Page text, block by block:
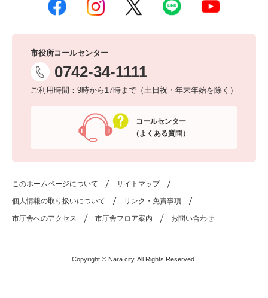
市役所コールセンター
0742-34-1111
ご利用時間：9時から17時まで（土日祝・年末年始を除く）
コールセンター
（よくある質問）
このホームページについて サイトマップ
個人情報の取り扱いについて リンク・免責事項
市庁舎へのアクセス 市庁舎フロア案内 お問い合わせ
Copyright © Nara city. All Rights Reserved.